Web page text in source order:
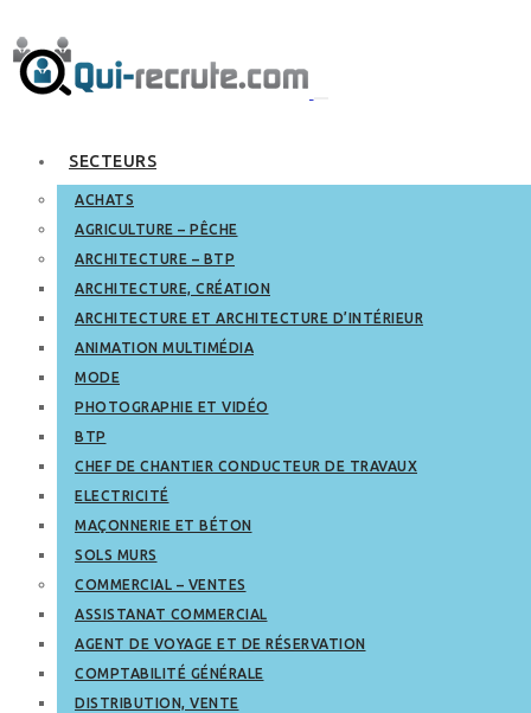
SECTEURS
ACHATS
AGRICULTURE – PÊCHE
ARCHITECTURE – BTP
ARCHITECTURE, CRÉATION
ARCHITECTURE ET ARCHITECTURE D’INTÉRIEUR
ANIMATION MULTIMÉDIA
MODE
PHOTOGRAPHIE ET VIDÉO
BTP
CHEF DE CHANTIER CONDUCTEUR DE TRAVAUX
ELECTRICITÉ
MAÇONNERIE ET BÉTON
SOLS MURS
COMMERCIAL – VENTES
ASSISTANAT COMMERCIAL
AGENT DE VOYAGE ET DE RÉSERVATION
COMPTABILITÉ GÉNÉRALE
DISTRIBUTION, VENTE